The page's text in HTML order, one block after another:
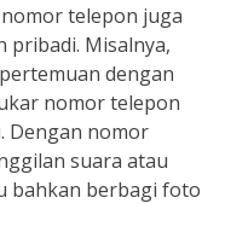
telepon juga
pribadi. Misalnya,
dengan
nomor telepon
Dengan nomor
suara atau
bahkan berbagi foto